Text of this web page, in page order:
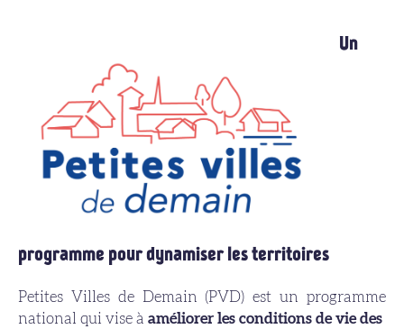
Un
programme pour dynamiser les territoires
Petites Villes de Demain (PVD) est un programme
national qui vise à améliorer les conditions de vie des